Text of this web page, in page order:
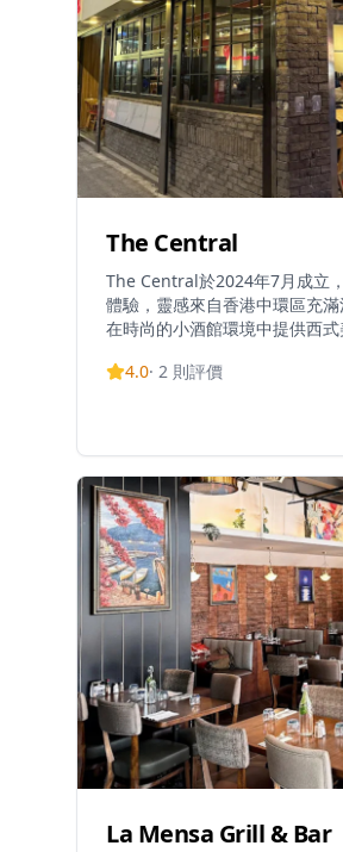
The Central
The Central於2024年7月成立
體驗，靈感來自香港中環區充
在時尚的小酒館環境中提供西
光，從下午3點到晚上7點，所有
4.0· 2 則評價
La Mensa Grill & Bar